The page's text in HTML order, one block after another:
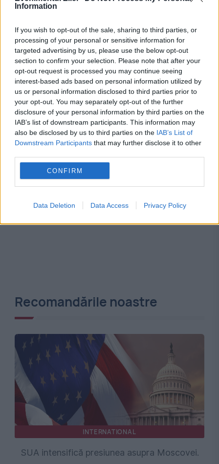
Information
If you wish to opt-out of the sale, sharing to third parties, or
processing of your personal or sensitive information for
targeted advertising by us, please use the below opt-out
section to confirm your selection. Please note that after your
opt-out request is processed you may continue seeing
interest-based ads based on personal information utilized by
us or personal information disclosed to third parties prior to
your opt-out. You may separately opt-out of the further
disclosure of your personal information by third parties on the
IAB’s list of downstream participants. This information may
also be disclosed by us to third parties on the IAB’s List of
Downstream Participants that may further disclose it to other
CONFIRM
Data Deletion Data Access Privacy Policy
1 decembrie abandonat AMVVD bolnav
caine cioban Marius Apostol Max
ministerul apararii parada razboi
veteran
Recomandările noastre
INTERNATIONAL
SUA intensifică presiunea asupra Moscovei.